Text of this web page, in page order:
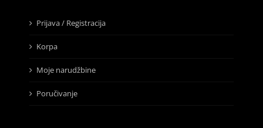
Prijava / Registracija
Korpa
Moje narudžbine
Poručivanje